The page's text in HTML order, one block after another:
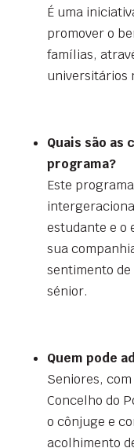
É uma
promover o
famílias,
universitários
Quais são
programa?
Este
estudante e o
sua
sentimento de
sénior.
Quem pode
Seniores,
Concelho do
o cônjuge e
acolhimento